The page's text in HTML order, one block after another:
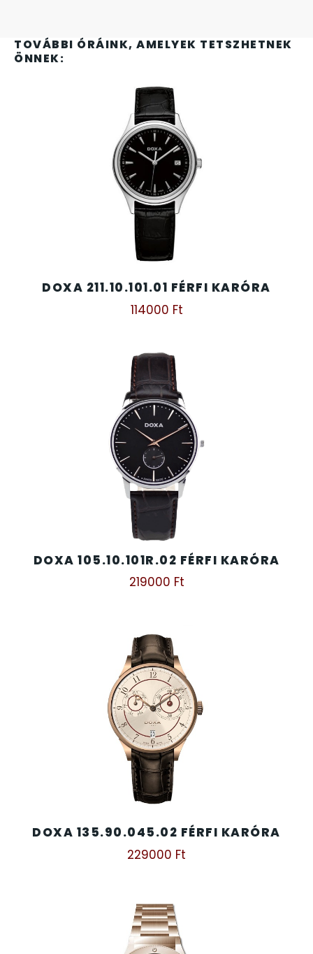
TOVÁBBI ÓRÁINK, AMELYEK TETSZHETNEK
ÖNNEK:
DOXA 211.10.101.01 FÉRFI KARÓRA
114000 Ft
DOXA 105.10.101R.02 FÉRFI KARÓRA
219000 Ft
DOXA 135.90.045.02 FÉRFI KARÓRA
229000 Ft
SECTOR
SZÁMOLÓGÉPEK
TIMESTAR HÁLÓZATI ÉBRESZTŐÓRÁK
ZSEBÓRÁK